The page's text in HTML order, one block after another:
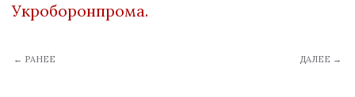
Укроборонпрома.
← РАНЕЕ ДАЛЕЕ →